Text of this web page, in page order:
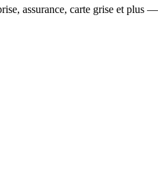
assurance, carte grise et plus